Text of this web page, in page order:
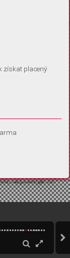
a
abychom se
upravit ve Správě
získat placený